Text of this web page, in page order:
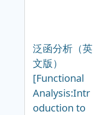
泛函分析（英
文版）
[Functional
Analysis:Intr
oduction to